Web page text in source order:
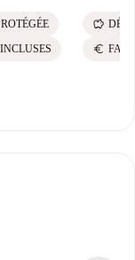
savings
euro